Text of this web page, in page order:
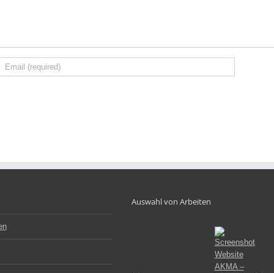
Auswahl von Arbeiten